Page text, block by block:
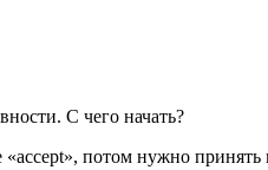
С чего начать?
потом нужно принять